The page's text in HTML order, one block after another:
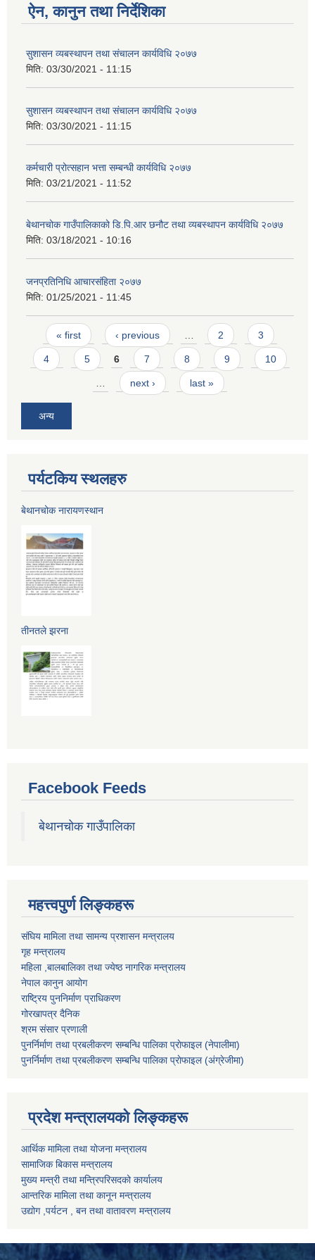
ऐन, कानुन तथा निर्देशिका
सुशासन व्यबस्थापन तथा संचालन कार्यविधि २०७७
मिति: 03/30/2021 - 11:15
सुशासन व्यबस्थापन तथा संचालन कार्यविधि २०७७
मिति: 03/30/2021 - 11:15
कर्मचारी प्रोत्सहान भत्ता सम्बन्धी कार्यविधि २०७७
मिति: 03/21/2021 - 11:52
बेथानचोक गाउँपालिकाको डि.पि.आर छनौट तथा व्यबस्थापन कार्यविधि २०७७
मिति: 03/18/2021 - 10:16
जनप्रतिनिधि आचारसंहिता २०७७
मिति: 01/25/2021 - 11:45
Pages
« first ‹ previous … 2 3
4 5 6 7 8 9 10
… next › last »
अन्य
पर्यटकिय स्थलहरु
बेथानचोक नारायणस्थान
तीनतले झरना
Facebook Feeds
बेथानचोक गाउँपालिका
महत्त्वपुर्ण लिङ्कहरू
संघिय मामिला तथा सामन्य प्रशासन मन्त्रालय
गृह मन्त्रालय
महिला ,बालबालिका तथा ज्येष्ठ नागरिक मन्त्रालय
नेपाल कानुन आयोग
राष्ट्रिय पुननिर्माण प्राधिकरण
गोरखापत्र दैनिक
श्रम संसार प्रणाली
पुनर्निर्माण तथा प्रबलीकरण सम्बन्धि पालिका प्राेफाइल (नेपालीमा)
पुनर्निर्माण तथा प्रबलीकरण सम्बन्धि पालिका प्राेफाइल(अंग्रेजीमा)
प्रदेश मन्त्रालयको लिङ्कहरू
आर्थिक मामिला तथा योजना मन्त्रालय
सामाजिक बिकास मन्त्रालय
मुख्य मन्त्री तथा मन्त्रिपरिसदको कार्यालय
आन्तरिक मामिला तथा कानून मन्त्रालय
उद्योग ,पर्यटन , बन तथा वातावरण मन्त्रालय